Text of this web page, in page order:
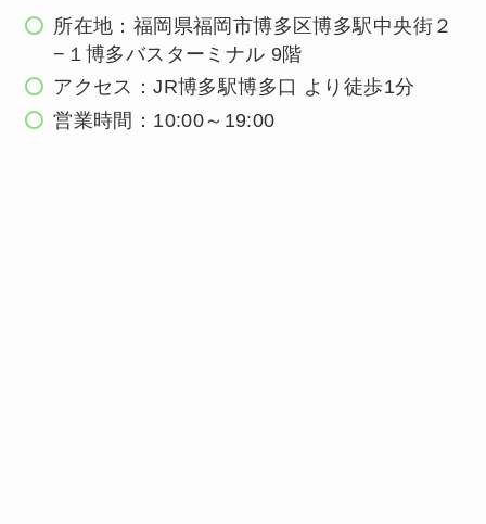
所在地：福岡県福岡市博多区博多駅中央街２
−１博多バスターミナル 9階
アクセス：JR博多駅博多口 より徒歩1分
営業時間：10:00～19:00